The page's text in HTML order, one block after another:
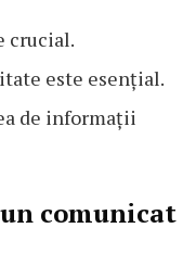
crucial.
este esențial.
de informații
comunicat